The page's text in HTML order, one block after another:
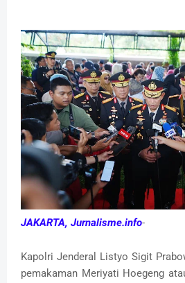
JAKARTA, Jurnalisme.info-
Kapolri Jenderal Listyo Sigit
pemakaman Meriyati Hoegeng